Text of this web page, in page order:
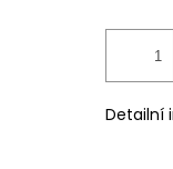
Detailní